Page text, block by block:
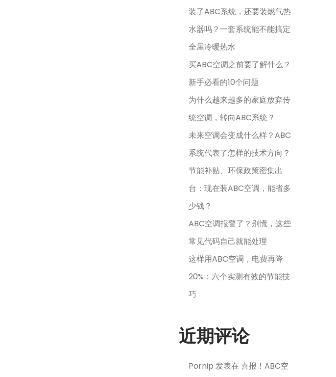
装了ABC系统，还要装燃气热
水器吗？一套系统能不能搞定
全屋冷暖热水
买ABC空调之前要了解什么？
新手必看的10个问题
为什么越来越多的家庭放弃传
统空调，转向ABC系统？
未来空调会变成什么样？ABC
系统代表了怎样的技术方向？
节能补贴、环保政策密集出
台：现在装ABC空调，能省多
少钱？
ABC空调报警了？别慌，这些
常见代码自己就能处理
这样用ABC空调，电费再降
20%：六个实测有效的节能技
巧
近期评论
Pornip 发表在喜报！ABC空